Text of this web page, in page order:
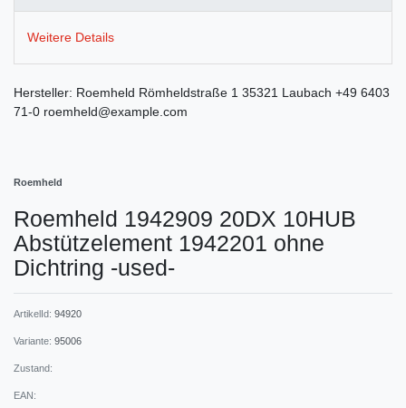
Weitere Details
Hersteller: Roemheld Römheldstraße 1 35321 Laubach +49 6403
71-0 roemheld@example.com
Roemheld
Roemheld 1942909 20DX 10HUB
Abstützelement 1942201 ohne
Dichtring -used-
ArtikelId: 94920
Variante: 95006
Zustand:
EAN: